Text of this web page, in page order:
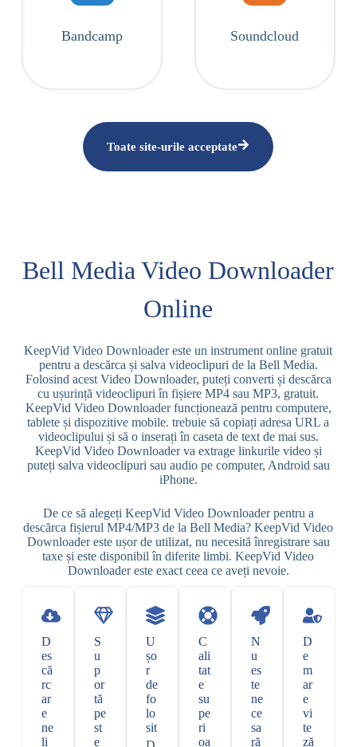
Bandcamp Soundcloud
Toate site-urile acceptate
Bell Media Video Downloader
Online
KeepVid Video Downloader este un instrument online gratuit
pentru a descărca și salva videoclipuri de la Bell Media.
Folosind acest Video Downloader, puteți converti și descărca
cu ușurință videoclipuri în fișiere MP4 sau MP3, gratuit.
KeepVid Video Downloader funcționează pentru computere,
tablete și dispozitive mobile. trebuie să copiați adresa URL a
videoclipului și să o inserați în caseta de text de mai sus.
KeepVid Video Downloader va extrage linkurile video și
puteți salva videoclipuri sau audio pe computer, Android sau
iPhone.
De ce să alegeți KeepVid Video Downloader pentru a
descărca fișierul MP4/MP3 de la Bell Media? KeepVid Video
Downloader este ușor de utilizat, nu necesită înregistrare sau
taxe și este disponibil în diferite limbi. KeepVid Video
Downloader este exact ceea ce aveți nevoie.
D
es
că
rc
ar
e
ne
li
S
u
p
or
tă
pe
st
e
U
șo
r
de
fo
lo
sit
C
ali
tat
e
su
pe
ri
oa
N
u
es
te
ne
ce
sa
ră
D
e
m
ar
e
vi
te
ză